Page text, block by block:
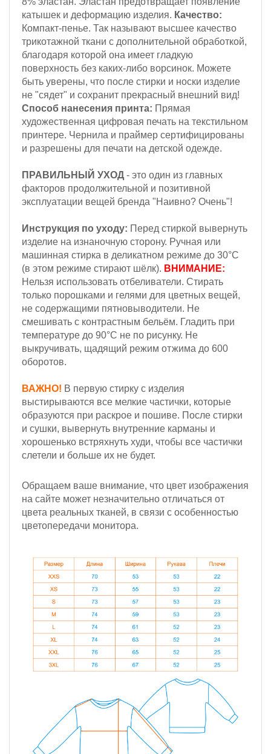
катышек и деформацию изделия. Качество:
Компакт-пенье. Так называют высшее качество
трикотажной ткани с дополнительной обработкой,
благодаря которой она имеет гладкую
поверхность без каких-либо ворсинок. Можете
быть уверены, что после стирки и носки изделие
не "сядет" и сохранит прекрасный внешний вид!
Способ нанесения принта: Прямая
художественная цифровая печать на текстильном
принтере. Чернила и праймер сертифицированы
и разрешены для печати на детской одежде.
ПРАВИЛЬНЫЙ УХОД - это один из главных
факторов продолжительной и позитивной
эксплуатации вещей бренда "Наивно? Очень"!
Инструкция по уходу: Перед стиркой вывернуть
изделие на изнаночную сторону. Ручная или
машинная стирка в деликатном режиме до 30°С
(в этом режиме стирают шёлк). ВНИМАНИЕ:
Нельзя использовать отбеливатели. Стирать
только порошками и гелями для цветных вещей,
не содержащими пятновыводители. Не
смешивать с контрастным бельём. Гладить при
температуре до 90°С не по рисунку. Не
выкручивать, щадящий режим отжима до 600
оборотов.
ВАЖНО! В первую стирку с изделия
выстирываются все мелкие частички, которые
образуются при раскрое и пошиве. После стирки
и сушки, вывернуть внутренние карманы и
хорошенько встряхнуть худи, чтобы все частички
слетели и больше их не будет.
Обращаем ваше внимание, что цвет изображения
на сайте может незначительно отличаться от
цвета реальных тканей, в связи с особенностью
цветопередачи монитора.